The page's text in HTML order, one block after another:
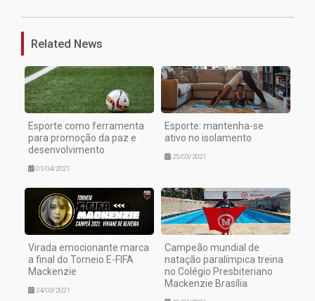
Related News
Esporte como ferramenta
para promoção da paz e
desenvolvimento
01/04/2021
Esporte: mantenha-se
ativo no isolamento
25/03/2021
Virada emocionante marca
a final do Torneio E-FIFA
Mackenzie
24/03/2021
Campeão mundial de
natação paralímpica treina
no Colégio Presbiteriano
Mackenzie Brasília